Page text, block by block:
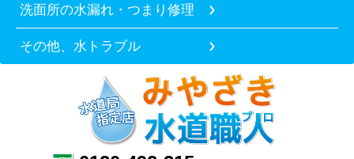
洗面所の水漏れ・つまり修理
その他、水トラブル